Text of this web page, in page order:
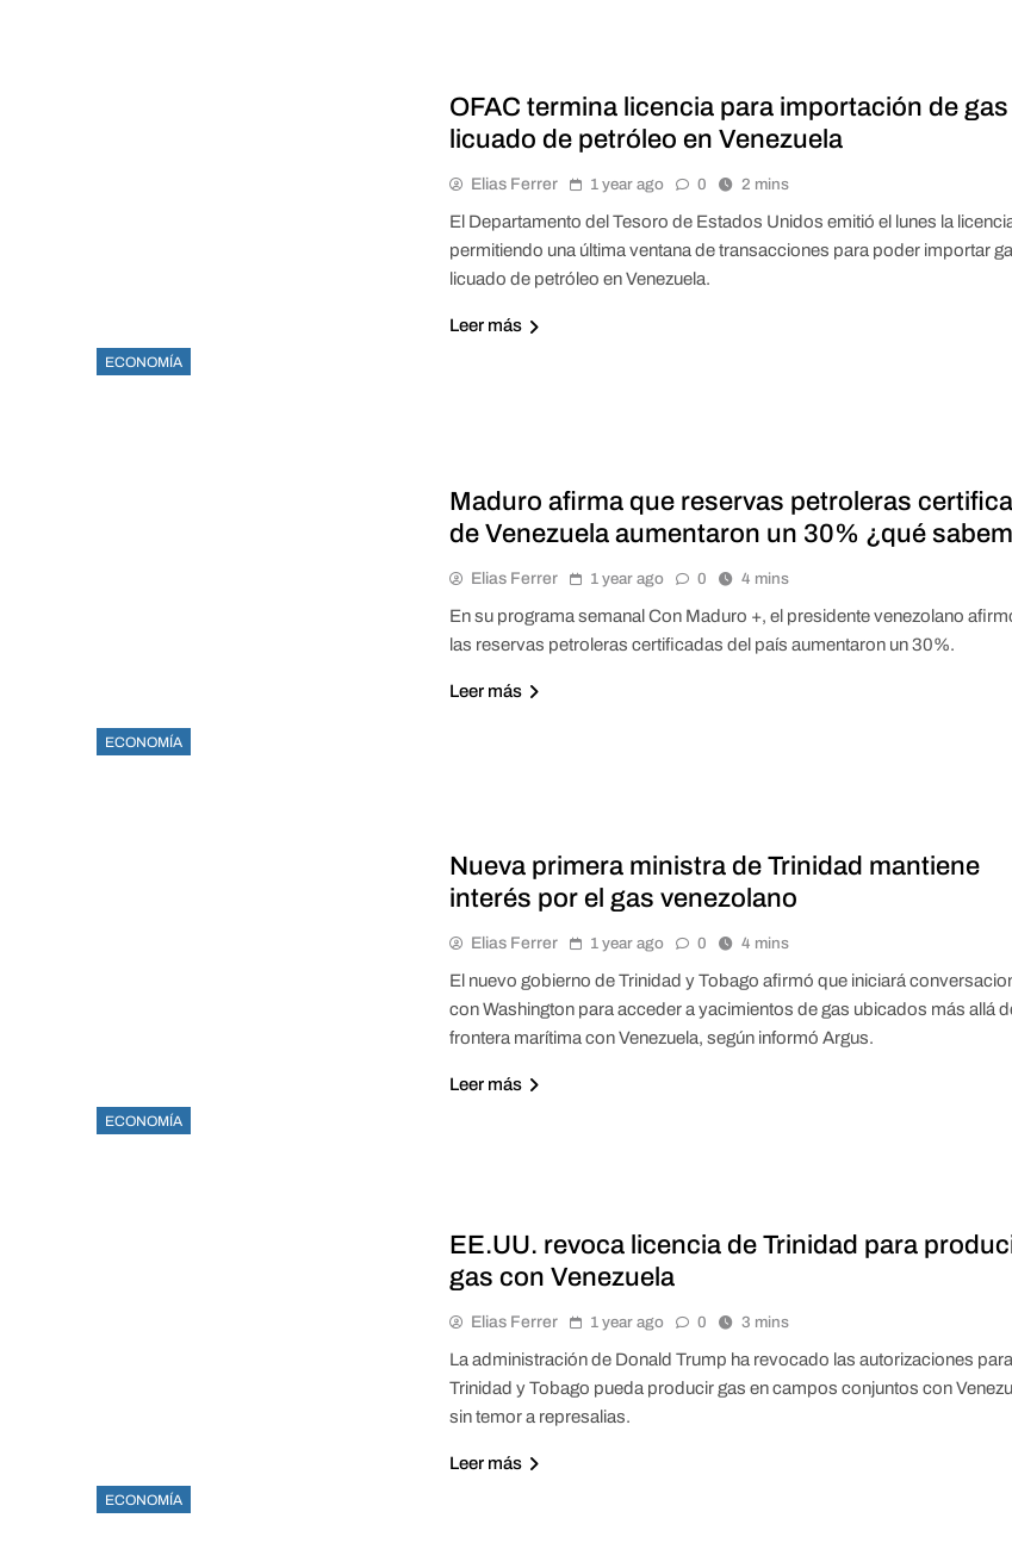
ECONOMÍA
OFAC termina licencia para importación de gas
licuado de petróleo en Venezuela
Elias Ferrer 1 year ago 0 2 mins
El Departamento del Tesoro de Estados Unidos emitió el lunes la
permitiendo una última ventana de transacciones para poder importar
licuado de petróleo en Venezuela.
Leer más
ECONOMÍA
Maduro afirma que reservas petroleras
de Venezuela aumentaron un 30% ¿qué
Elias Ferrer 1 year ago 0 4 mins
En su programa semanal Con Maduro +, el presidente venezolano
las reservas petroleras certificadas del país aumentaron un 30%.
Leer más
ECONOMÍA
Nueva primera ministra de Trinidad mantiene
interés por el gas venezolano
Elias Ferrer 1 year ago 0 4 mins
El nuevo gobierno de Trinidad y Tobago afirmó que iniciará
con Washington para acceder a yacimientos de gas ubicados más allá
frontera marítima con Venezuela, según informó Argus.
Leer más
ECONOMÍA
EE.UU. revoca licencia de Trinidad para
gas con Venezuela
Elias Ferrer 1 year ago 0 3 mins
La administración de Donald Trump ha revocado las autorizaciones
Trinidad y Tobago pueda producir gas en campos conjuntos con
sin temor a represalias.
Leer más